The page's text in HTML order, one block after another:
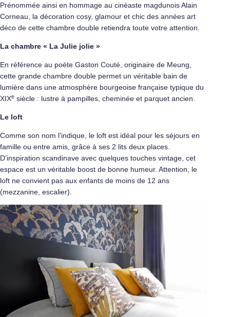
Prénommée ainsi en hommage au cinéaste magdunois Alain
Corneau, la décoration cosy, glamour et chic des années art
déco de cette chambre double retiendra toute votre attention.
La chambre « La Julie jolie »
En référence au poète Gaston Couté, originaire de Meung,
cette grande chambre double permet un véritable bain de
lumière dans une atmosphère bourgeoise française typique du
XIXe siècle : lustre à pampilles, cheminée et parquet ancien.
Le loft
Comme son nom l’indique, le loft est idéal pour les séjours en
famille ou entre amis, grâce à ses 2 lits deux places.
D’inspiration scandinave avec quelques touches vintage, cet
espace est un véritable boost de bonne humeur. Attention, le
loft ne convient pas aux enfants de moins de 12 ans
(mezzanine, escalier).